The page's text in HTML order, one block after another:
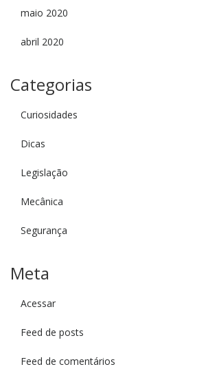
maio 2020
abril 2020
Categorias
Curiosidades
Dicas
Legislação
Mecânica
Segurança
Meta
Acessar
Feed de posts
Feed de comentários